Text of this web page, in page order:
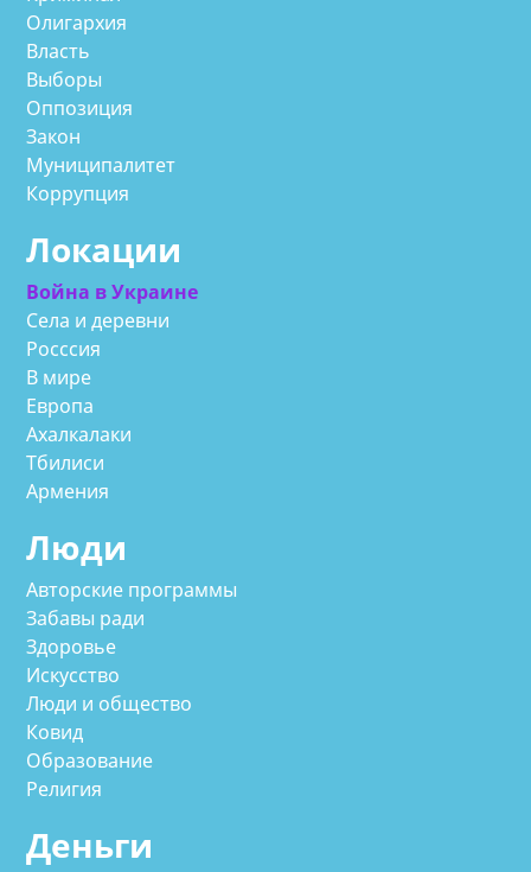
Олигархия
Власть
Выборы
Оппозиция
Закон
Муниципалитет
Коррупция
Локации
Война в Украине
Села и деревни
Росссия
В мире
Европа
Ахалкалаки
Тбилиси
Армения
Люди
Авторские программы
Забавы ради
Здоровье
Искусство
Люди и общество
Ковид
Образование
Религия
Деньги